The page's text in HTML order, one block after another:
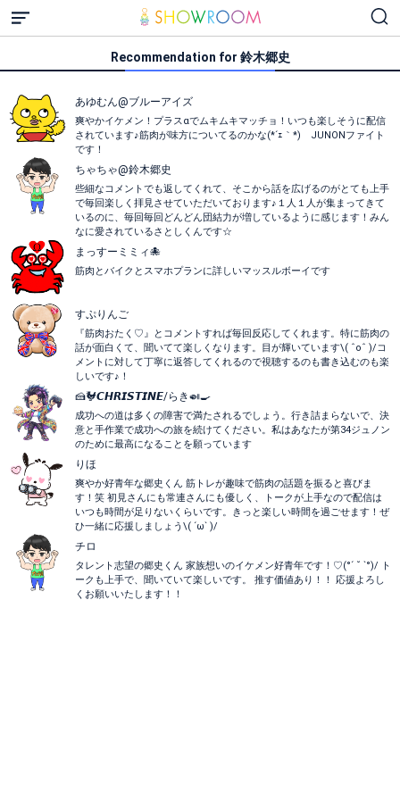
Recommendation for 鈴木郷史
あゆむん@ブルーアイズ
爽やかイケメン！プラスαでムキムキマッチョ！いつも楽しそうに配信
されています♪筋肉が味方についてるのかな(*´ｪ｀*) JUNONファイト
です！
ちゃちゃ@鈴木郷史
些細なコメントでも返してくれて、そこから話を広げるのがとても上手
で毎回楽しく拝見させていただいております♪１人１人が集まってきて
いるのに、毎回毎回どんどん団結力が増しているように感じます！みん
なに愛されているさとしくんです☆
まっすーミミィ🐙
筋肉とバイクとスマホプランに詳しいマッスルボーイです
すぷりんご
『筋肉おたく♡』とコメントすれば毎回反応してくれます。特に筋肉の
話が面白くて、聞いてて楽しくなります。目が輝いています\( ˆoˆ )/コ
メントに対して丁寧に返答してくれるので視聴するのも書き込むのも楽
しいです♪！
🍰🐓𝘾𝙃𝙍𝙄𝙎𝙏𝙄𝙉𝙀/らき🍛🍳
成功への道は多くの障害で満たされるでしょう。行き詰まらないで、決
意と手作業で成功への旅を続けてください。私はあなたが第34ジュノン
のために最高になることを願っています
りほ
爽やか好青年な郷史くん 筋トレが趣味で筋肉の話題を振ると喜びま
す！笑 初見さんにも常連さんにも優しく、トークが上手なので配信は
いつも時間が足りないくらいです。きっと楽しい時間を過ごせます！ぜ
ひ一緒に応援しましょう\( ´ω` )/
チロ
タレント志望の郷史くん 家族想いのイケメン好青年です！♡︎(°´ ˘ `°)/ ト
ークも上手で、聞いていて楽しいです。 推す価値あり！！ 応援よろし
くお願いいたします！！